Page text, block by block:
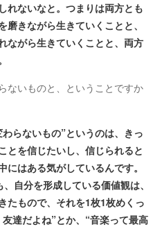
れないなと。つまりは両方とも
きながら生きていくことと、
ながら生きていくことと、両方
いものと、ということですか
らないもの”というのは、きっ
とを信じたいし、信じられると
はある気がしているんです。
自分を形成している価値観は、
たもので、それを1枚1枚めくっ
達だよね”とか、“音楽って最高